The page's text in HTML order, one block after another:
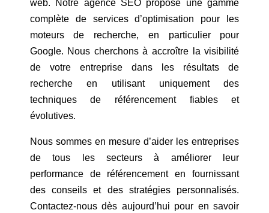
web. Notre agence SEO propose une gamme
complète de services d’optimisation pour les
moteurs de recherche, en particulier pour
Google. Nous cherchons à accroître la visibilité
de votre entreprise dans les résultats de
recherche en utilisant uniquement des
techniques de référencement fiables et
évolutives.
Nous sommes en mesure d’aider les entreprises
de tous les secteurs à améliorer leur
performance de référencement en fournissant
des conseils et des stratégies personnalisés.
Contactez-nous dès aujourd’hui pour en savoir